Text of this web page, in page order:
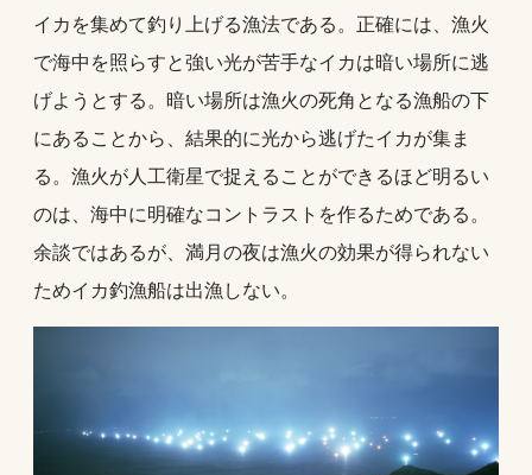
イカを集めて釣り上げる漁法である。正確には、漁火
で海中を照らすと強い光が苦手なイカは暗い場所に逃
げようとする。暗い場所は漁火の死角となる漁船の下
にあることから、結果的に光から逃げたイカが集ま
る。漁火が人工衛星で捉えることができるほど明るい
のは、海中に明確なコントラストを作るためである。
余談ではあるが、満月の夜は漁火の効果が得られない
ためイカ釣漁船は出漁しない。